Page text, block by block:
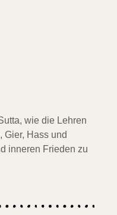
wie die Lehren
Gier, Hass und
inneren Frieden zu